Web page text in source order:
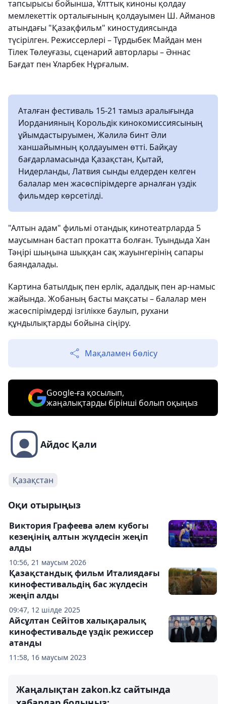
тапсырысы бойынша, Ұлттық киноны қолдау
мемлекеттік орталығының қолдауымен Ш. Айманов
атындағы "Қазақфильм" киностудиясында
түсірілген. Режиссерлері – Тұрдыбек Майдан мен
Тілек Төлеуғазы, сценарий авторлары – Әннас
Бағдат пен Ұларбек Нұрғалым.
Аталған фестиваль 15-21 тамыз аралығында
Иорданияның Корольдік кинокомиссиясының
ұйымдастыруымен, Жәлилә бинт Әли
ханшайымның қолдауымен өтті. Байқау
бағдарламасында Қазақстан, Қытай,
Нидерланды, Латвия сынды елдерден келген
балалар мен жасөспірімдерге арналған үздік
фильмдер көрсетілді.
"Алтын адам" фильмі отандық кинотеатрларда 5
маусымнан бастап прокатта болған. Туындыда Хан
Тәңірі шыңына шыққан сақ жауынгерінің сапары
баяндалады.
Картина батылдық пен ерлік, адалдық пен ар-намыс
жайында. Жобаның басты мақсаты – балалар мен
жасөспірімдерді ізгілікке баулып, рухани
құндылықтарды бойына сіңіру.
Мақаламен бөлісу
Google-ға қосылып,
жаңалықтарды бірінші болып оқыңыз
Айдос Қали
Қазақстан
Оқи отырыңыз
10:56, 21 маусым 2026
Виктория Графеева әлем кубогы
кезеңінің алтын жүлдесін жеңіп
алды
09:47, 12 шілде 2025
Қазақстандық фильм Италиядағы
кинофестивальдің бас жүлдесін
жеңіп алды
11:58, 16 маусым 2023
Айсұлтан Сейітов халықаралық
кинофестивальде үздік режиссер
атанды
Жаңалықтан zakon.kz сайтында